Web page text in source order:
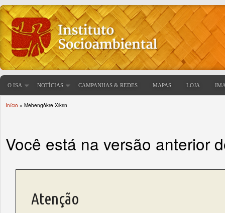
O ISA NOTÍCIAS CAMPANHAS & REDES MAPAS LOJA
Início » Mẽbengôkre-Xikrin
Você está na versão anterior
Atenção